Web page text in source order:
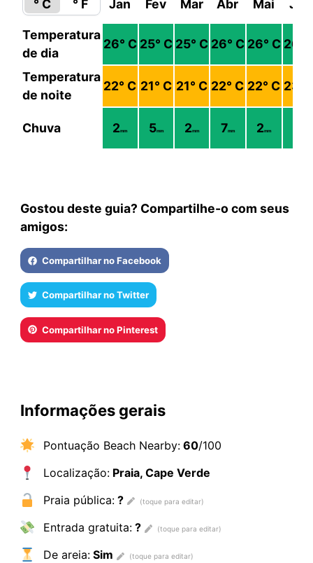
° C ° F Jan Fev Mar Abr Mai Jun
Temperatura
de dia
26° C 25° C 25° C 26° C 26° C 26
Temperatura
de noite
22° C 21° C 21° C 22° C 22° C 23
Chuva 2mm 5mm 2mm 7mm 2mm
Gostou deste guia? Compartilhe-o com seus
amigos:
Compartilhar no Facebook
Compartilhar no Twitter
Compartilhar no Pinterest
Informações gerais
Pontuação Beach Nearby:60/100
Localização:Praia, Cape Verde
Praia pública:?
Entrada gratuita:?
De areia:Sim